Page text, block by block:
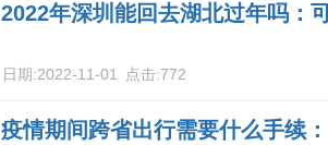
2022年深圳能回去湖北过年吗：
日期:2022-11-01 点击:772
疫情期间跨省出行需要什么手续